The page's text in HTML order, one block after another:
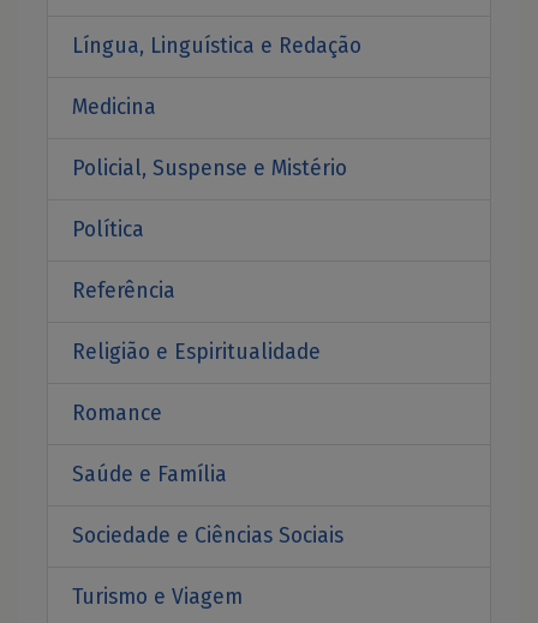
Língua, Linguística e Redação
Medicina
Policial, Suspense e Mistério
Política
Referência
Religião e Espiritualidade
Romance
Saúde e Família
Sociedade e Ciências Sociais
Turismo e Viagem